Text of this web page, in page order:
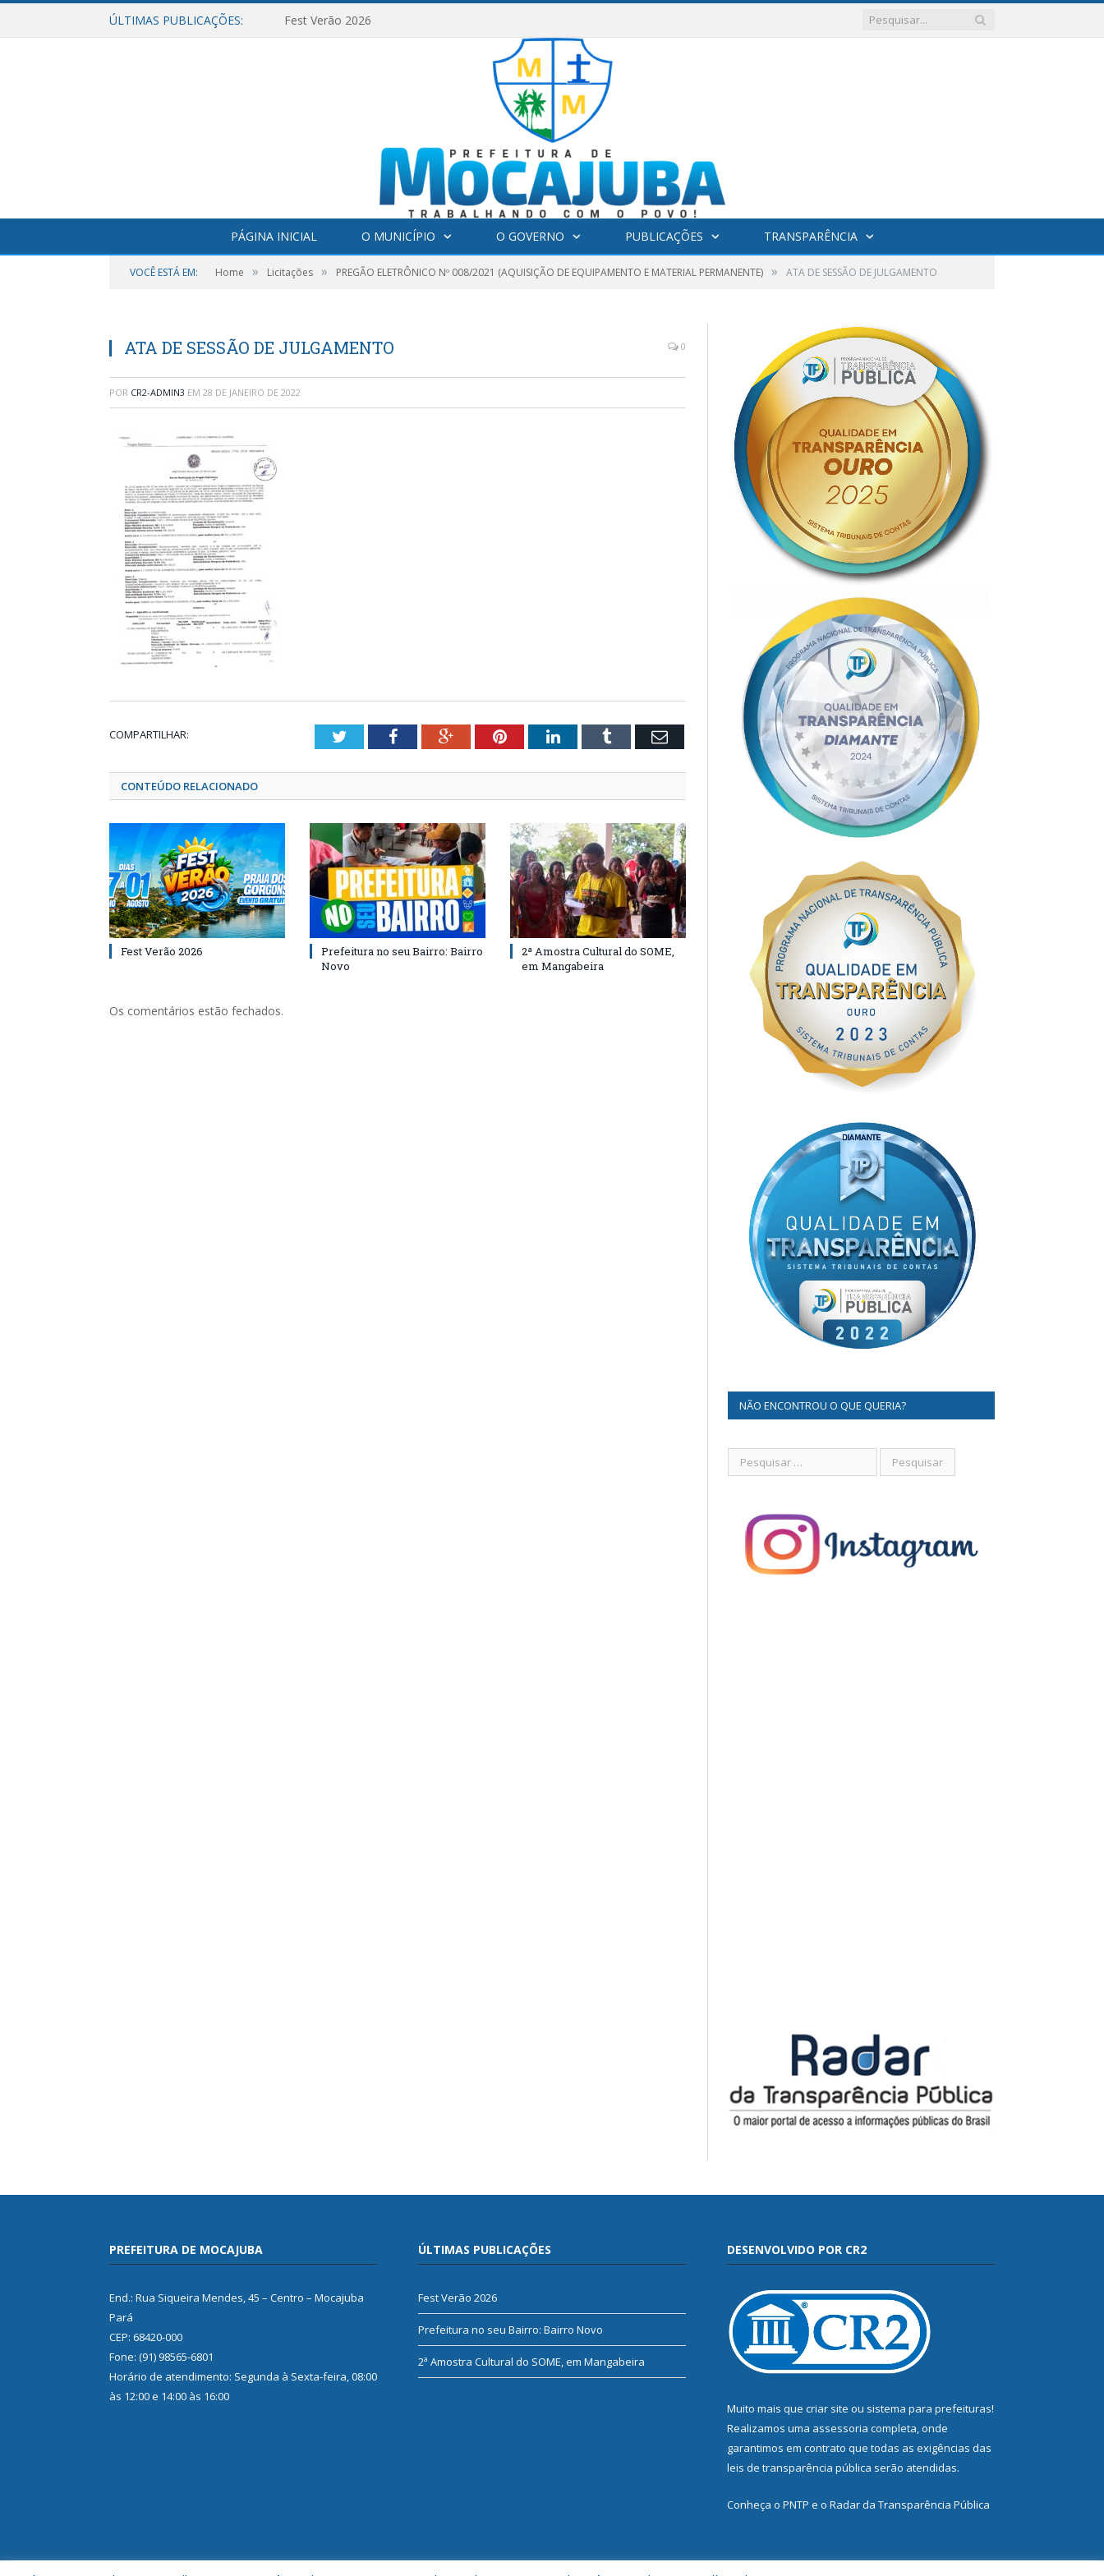
ÚLTIMAS PUBLICAÇÕES: Fest Verão 2026
PÁGINA INICIAL O MUNICÍPIO O GOVERNO PUBLICAÇÕES TRANSPARÊNCIA
VOCÊ ESTÁ EM: Home » Licitações » PREGÃO ELETRÔNICO Nº 008/2021 (AQUISIÇÃO DE EQUIPAMENTO E MATERIAL PERMANENTE) » ATA DE SESSÃO DE JULGAMENTO
ATA DE SESSÃO DE JULGAMENTO 0
POR CR2-ADMIN3 EM 28 DE JANEIRO DE 2022
COMPARTILHAR: TwitterFacebookGoogle+PinterestLinkedInTumblr Email
CONTEÚDO RELACIONADO
Fest Verão 2026
Prefeitura no seu Bairro: Bairro
Novo
2ª Amostra Cultural do SOME,
em Mangabeira
Os comentários estão fechados.
NÃO ENCONTROU O QUE QUERIA?
PREFEITURA DE MOCAJUBA
End.: Rua Siqueira Mendes, 45 – Centro – Mocajuba
Pará
CEP: 68420-000
Fone: (91) 98565-6801
Horário de atendimento: Segunda à Sexta-feira, 08:00
às 12:00 e 14:00 às 16:00
ÚLTIMAS PUBLICAÇÕES
Fest Verão 2026
Prefeitura no seu Bairro: Bairro Novo
2ª Amostra Cultural do SOME, em Mangabeira
DESENVOLVIDO POR CR2
Muito mais que criar site ou sistema para prefeituras!
Realizamos uma assessoria completa, onde
garantimos em contrato que todas as exigências das
leis de transparência pública serão atendidas.
Conheça o PNTP e o Radar da Transparência Pública